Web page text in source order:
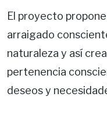
El proyecto
arraigado
naturaleza y así
pertenencia
deseos y